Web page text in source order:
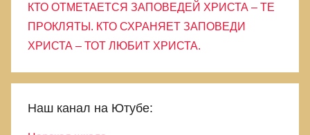
КТО ОТМЕТАЕТСЯ ЗАПОВЕДЕЙ ХРИСТА – ТЕ
ПРОКЛЯТЫ. КТО СХРАНЯЕТ ЗАПОВЕДИ
ХРИСТА – ТОТ ЛЮБИТ ХРИСТА.
Наш канал на Ютубе: